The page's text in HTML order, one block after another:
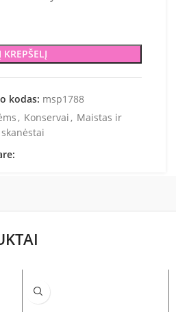
Į KREPŠELĮ
kodas: msp1788
, Konservai , Maistas ir
skanėstai